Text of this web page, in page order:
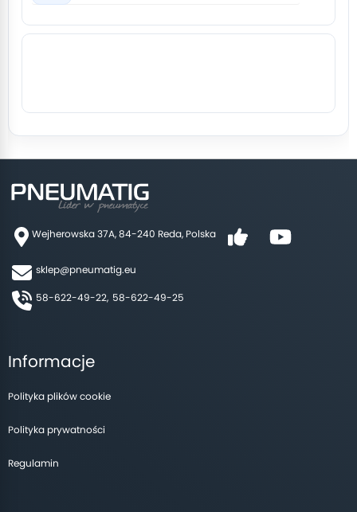
Wejherowska 37A, 84-240 Reda, Polska
sklep@pneumatig.eu
58-622-49-22, 58-622-49-25
Informacje
Polityka plików cookie
Polityka prywatności
Regulamin